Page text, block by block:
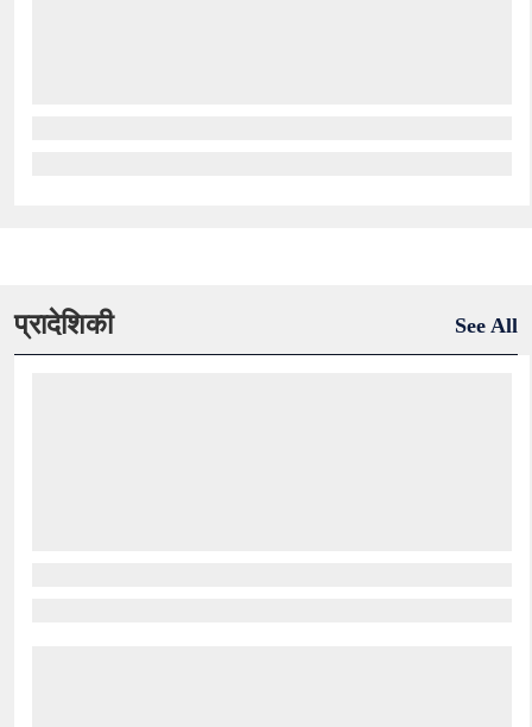
प्रादेशिकी See All